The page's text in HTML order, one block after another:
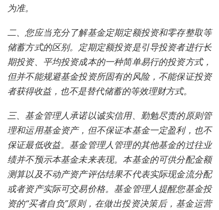
为准。
二、您应当充分了解基金定期定额投资和零存整取等
储蓄方式的区别。定期定额投资是引导投资者进行长
期投资、平均投资成本的一种简单易行的投资方式，
但并不能规避基金投资所固有的风险，不能保证投资
者获得收益，也不是替代储蓄的等效理财方式。
三、基金管理人承诺以诚实信用、勤勉尽责的原则管
理和运用基金资产，但不保证本基金一定盈利，也不
保证最低收益。基金管理人管理的其他基金的过往业
绩并不预示本基金未来表现。本基金的可供分配金额
测算以及不动产资产评估结果不代表实际现金流分配
或者资产实际可交易价格。基金管理人提醒您基金投
资的“买者自负”原则，在做出投资决策后，基金运营